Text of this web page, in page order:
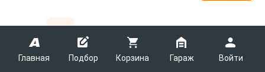
Главная Подбор Корзина Гараж Войти
1 — 36 из 39782 товара